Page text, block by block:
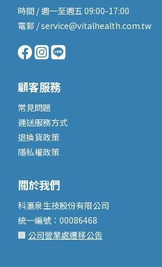
時間 / 週一至週五 09:00-17:00
電郵 / service@vitalhealth.com.tw
顧客服務
常見問題
運送服務方式
退換貨政策
隱私權政策
關於我們
科滙泉生技股份有限公司
統一編號：00086468
🏢 公司營業處遷移公告